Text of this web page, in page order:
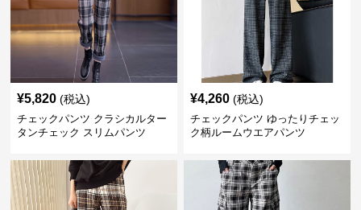
¥5,820 (税込)
チェックパンツ クラシカルター
タンチェック スリムパンツ
¥4,260 (税込)
チェックパンツ ゆったりチェッ
ク柄ルームウエアパンツ